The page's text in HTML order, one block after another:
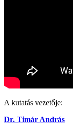
A kutatás vezetője:
Dr. Timár András